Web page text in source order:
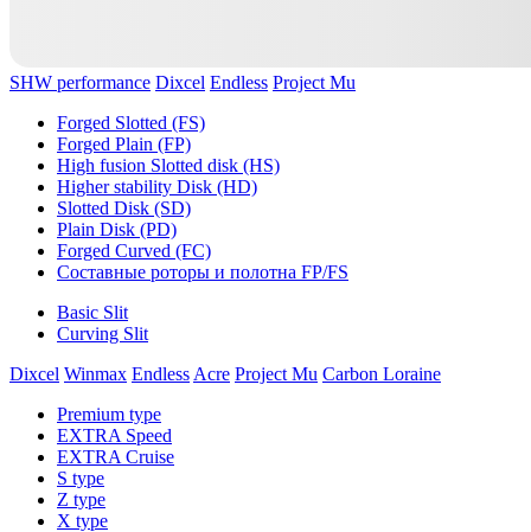
SHW performance Dixcel Endless Project Mu
Forged Slotted (FS)
Forged Plain (FP)
High fusion Slotted disk (HS)
Higher stability Disk (HD)
Slotted Disk (SD)
Plain Disk (PD)
Forged Curved (FC)
Составные роторы и полотна FP/FS
Basic Slit
Curving Slit
Dixcel Winmax Endless Acre Project Mu Carbon Loraine
Premium type
EXTRA Speed
EXTRA Cruise
S type
Z type
X type